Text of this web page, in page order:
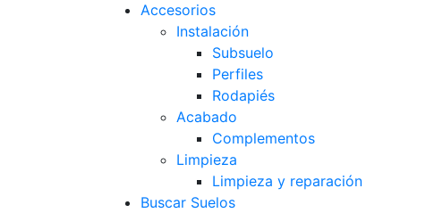
Accesorios
Instalación
Subsuelo
Perfiles
Rodapiés
Acabado
Complementos
Limpieza
Limpieza y reparación
Buscar Suelos